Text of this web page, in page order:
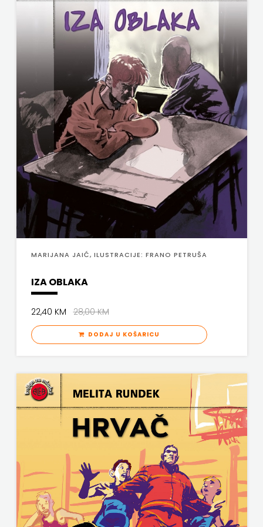
ODEON
OMEGA
Pearson
PLANET
ZOE
PLANETOPIJA
PLANJAX
KOMERC
POETIKA
PROFIL
PULS
RADIOTELEVIZIJA
BOSNE
ROCKMARK
Scriptura
media
MARIJANA JAIĆ, ILUSTRACIJE: FRANO PETRUŠA
IZA OBLAKA
22,40 KM28,00 KM
DODAJ U KOŠARICU